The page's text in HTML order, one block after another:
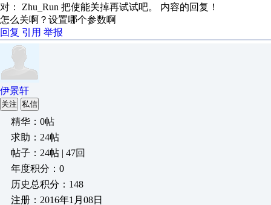
对： Zhu_Run 把使能关掉再试试吧。 内容的回复！
怎么关啊？设置哪个参数啊
回复 引用 举报
伊景轩
关注 私信
精华：0帖
求助：24帖
帖子：24帖 | 47回
年度积分：0
历史总积分：148
注册：2016年1月08日